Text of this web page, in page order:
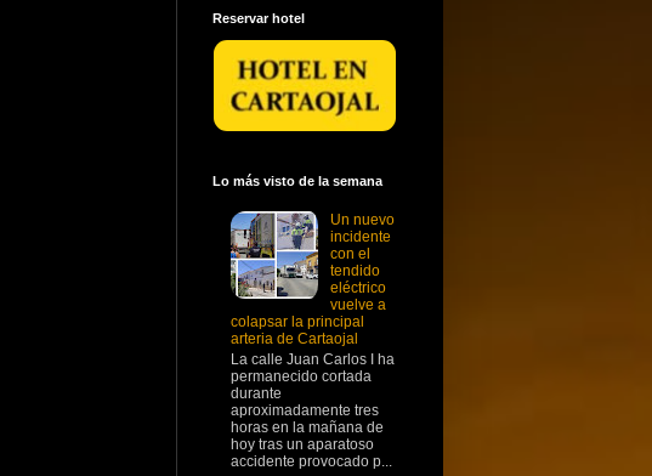
Reservar hotel
Lo más visto de la semana
Un nuevo
incidente
con el
tendido
eléctrico
vuelve a
colapsar la principal
arteria de Cartaojal
La calle Juan Carlos I ha
permanecido cortada
durante
aproximadamente tres
horas en la mañana de
hoy tras un aparatoso
accidente provocado p...